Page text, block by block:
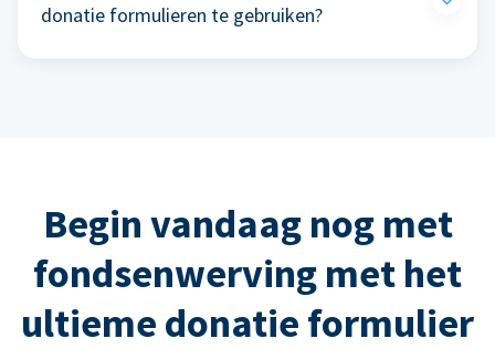
donatie formulieren te gebruiken?
Begin vandaag nog met
fondsenwerving met het
ultieme donatie formulier